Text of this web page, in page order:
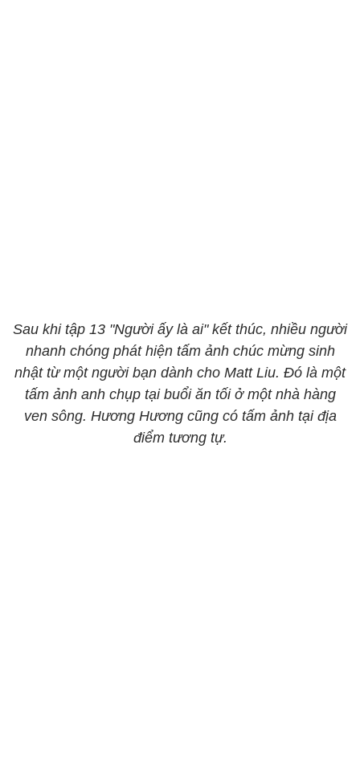
Sau khi tập 13 "Người ấy là ai" kết thúc, nhiều người
nhanh chóng phát hiện tấm ảnh chúc mừng sinh
nhật từ một người bạn dành cho Matt Liu. Đó là một
tấm ảnh anh chụp tại buổi ăn tối ở một nhà hàng
ven sông. Hương Hương cũng có tấm ảnh tại địa
điểm tương tự.